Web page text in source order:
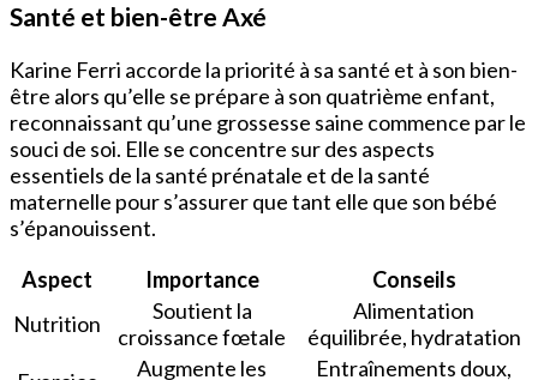
Santé et bien-être Axé
Karine Ferri accorde la priorité à sa santé et à son bien-
être alors qu’elle se prépare à son quatrième enfant,
reconnaissant qu’une grossesse saine commence par le
souci de soi. Elle se concentre sur des aspects
essentiels de la santé prénatale et de la santé
maternelle pour s’assurer que tant elle que son bébé
s’épanouissent.
Aspect
Importance
Conseils
Nutrition
Soutient la
croissance fœtale
Alimentation
équilibrée, hydratation
Augmente les
Entraînements doux,